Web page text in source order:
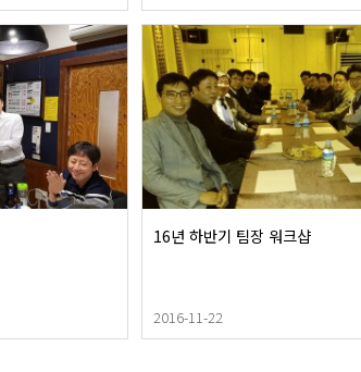
16년 하반기 팀장 워크샵
2016-11-22